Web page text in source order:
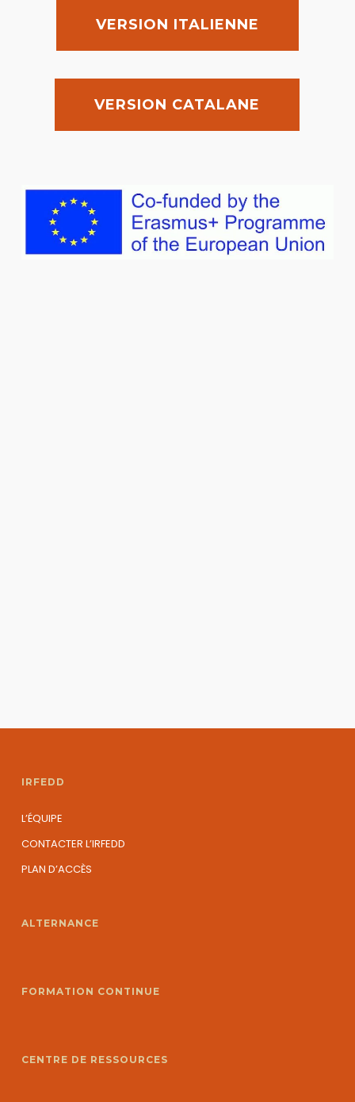
VERSION ITALIENNE
VERSION CATALANE
IRFEDD
L’ÉQUIPE
CONTACTER L’IRFEDD
PLAN D’ACCÈS
ALTERNANCE
FORMATION CONTINUE
CENTRE DE RESSOURCES